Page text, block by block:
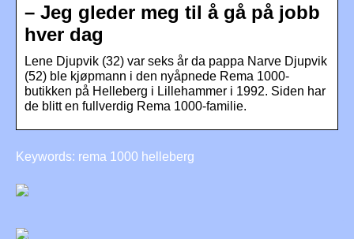
– Jeg gleder meg til å gå på jobb
hver dag
Lene Djupvik (32) var seks år da pappa Narve Djupvik
(52) ble kjøpmann i den nyåpnede Rema 1000-
butikken på Helleberg i Lillehammer i 1992. Siden har
de blitt en fullverdig Rema 1000-familie.
Keywords: rema 1000 helleberg